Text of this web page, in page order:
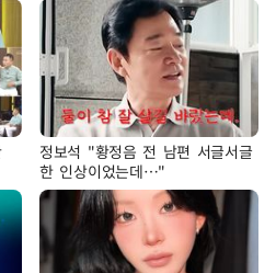
정보석 "황정음 전 남편 서글서글
한 인상이었는데…"